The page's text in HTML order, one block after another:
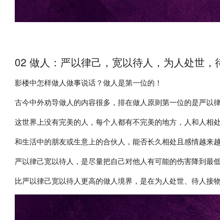
02 做人：严以律己，宽以待人，为人处世
影楼中怎样做人做事说话？做人是第一位的！
古今中外劝导做人的内容很多，排在做人原则第一位的是严以
这世界上没有完美的人，每个人都有不完美的地方，人和人相
和生活中的朋友或生意上的合伙人，能否长久相处且感情越来
严以律己宽以待人，是尽量把自己对他人有可能的伤害降到
比严以律己宽以待人更高的做人境界，是在为人处世、待人